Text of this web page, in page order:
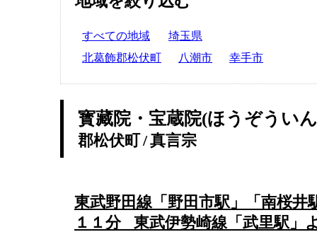
すべての地域
埼玉県
北葛飾郡松伏町
八潮市 幸手市
寳藏院・宝蔵院(ほうぞうい
郡松伏町/真言宗
東武野田線「野田市駅」「南桜井
１１分 東武伊勢崎線「武里駅」